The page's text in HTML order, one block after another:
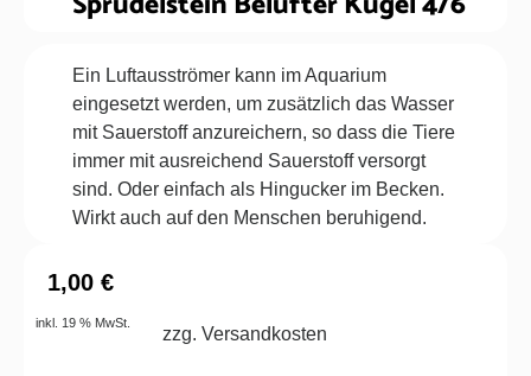
Ein Luftausströmer kann im Aquarium
eingesetzt werden, um zusätzlich das Wasser
mit Sauerstoff anzureichern, so dass die Tiere
immer mit ausreichend Sauerstoff versorgt
sind. Oder einfach als Hingucker im Becken.
Wirkt auch auf den Menschen beruhigend.
1,00 €
inkl. 19 % MwSt.
zzg. Versandkosten